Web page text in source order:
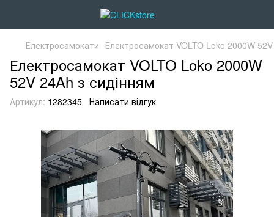
Електросамокати Електросамокат VOLTO Loko 2000W
Електросамокат VOLTO Loko 2000W
52V 24Ah з сидінням
Артикул: 1282345 Написати відгук